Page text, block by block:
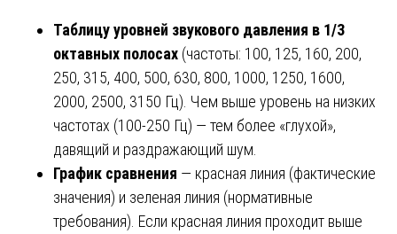
Таблицу уровней звукового давления в 1/3
октавных полосах (частоты: 100, 125, 160, 200,
250, 315, 400, 500, 630, 800, 1000, 1250, 1600,
2000, 2500, 3150 Гц). Чем выше уровень на низких
частотах (100-250 Гц) — тем более «глухой»,
давящий и раздражающий шум.
График сравнения — красная линия (фактические
значения) и зеленая линия (нормативные
требования). Если красная линия проходит выше